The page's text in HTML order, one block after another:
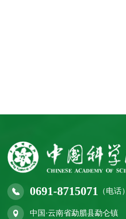
0691-8715071 （电话）
中国·云南省勐腊县勐仑镇